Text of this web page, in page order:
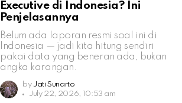
Executive di Indonesia? Ini
Penjelasannya
Belum ada laporan resmi soal ini di
Indonesia — jadi kita hitung sendiri
pakai data yang beneran ada, bukan
angka karangan.
by Jati Sunarto
July 22, 2026, 10:53 am